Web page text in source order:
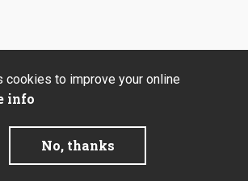
to improve your online
info
No, thanks